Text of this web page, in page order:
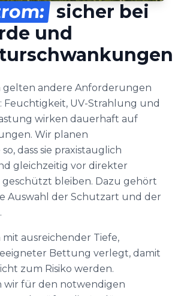
sicher bei
und
gelten andere Anforderungen
Feuchtigkeit, UV-Strahlung und
wirken dauerhaft auf
Wir planen
dass sie praxistauglich
gleichzeitig vor direkter
geschützt bleiben. Dazu gehört
Auswahl der Schutzart und der
ausreichender Tiefe,
Bettung verlegt, damit
zum Risiko werden.
wir für den notwendigen